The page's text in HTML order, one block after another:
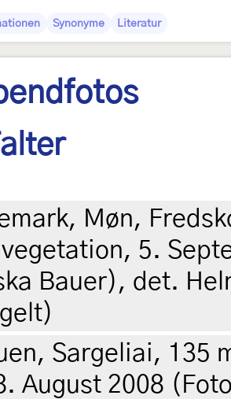
Synonyme Literatur
Møn,
5.
Bauer), det.
Sargeliai, 135
August 2008